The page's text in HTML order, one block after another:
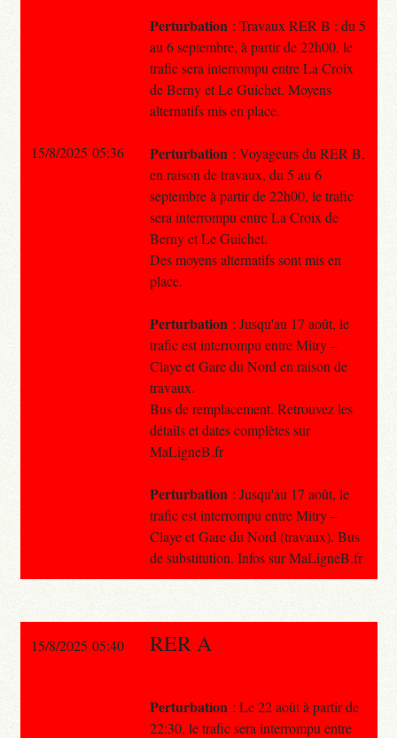
Perturbation : Travaux RER B : du 5
au 6 septembre, à partir de 22h00, le
trafic sera interrompu entre La Croix
de Berny et Le Guichet. Moyens
alternatifs mis en place.
Perturbation : Voyageurs du RER B,
en raison de travaux, du 5 au 6
septembre à partir de 22h00, le trafic
sera interrompu entre La Croix de
Berny et Le Guichet.
Des moyens alternatifs sont mis en
place.
Perturbation : Jusqu'au 17 août, le
trafic est interrompu entre Mitry –
Claye et Gare du Nord en raison de
travaux.
Bus de remplacement. Retrouvez les
détails et dates complètes sur
MaLigneB.fr
Perturbation : Jusqu'au 17 août, le
trafic est interrompu entre Mitry –
Claye et Gare du Nord (travaux). Bus
de substitution. Infos sur MaLigneB.fr
15/8/2025 05:36
15/8/2025 05:40 RER A
Perturbation : Le 22 août à partir de
22:30, le trafic sera interrompu entre